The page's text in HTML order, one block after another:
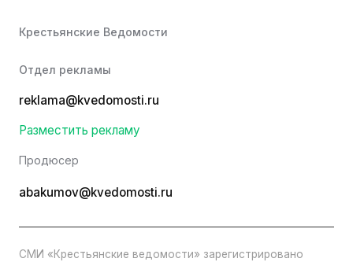
Крестьянские Ведомости
Отдел рекламы
reklama@kvedomosti.ru
Разместить рекламу
Продюсер
abakumov@kvedomosti.ru
СМИ «Крестьянские ведомости» зарегистрировано